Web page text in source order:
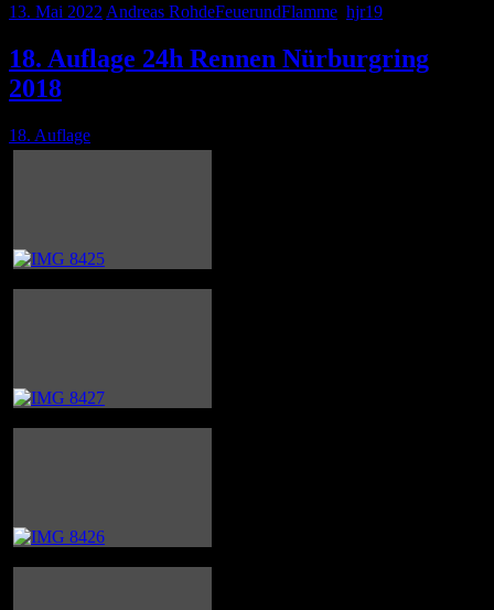
13. Mai 2022 Andreas RohdeFeuerundFlamme hjr19
18. Auflage 24h Rennen Nürburgring
2018
18. Auflage